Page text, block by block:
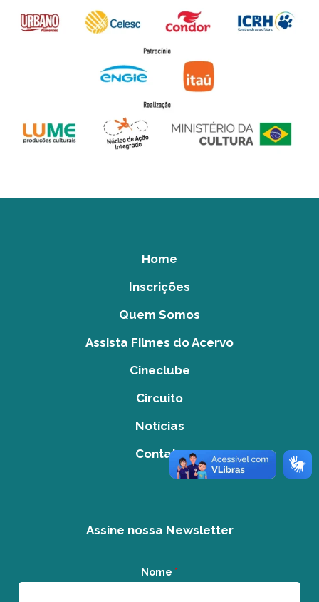
Home
Inscrições
Quem Somos
Assista Filmes do Acervo
Cineclube
Circuito
Notícias
Contato
Assine nossa Newsletter
Nome *